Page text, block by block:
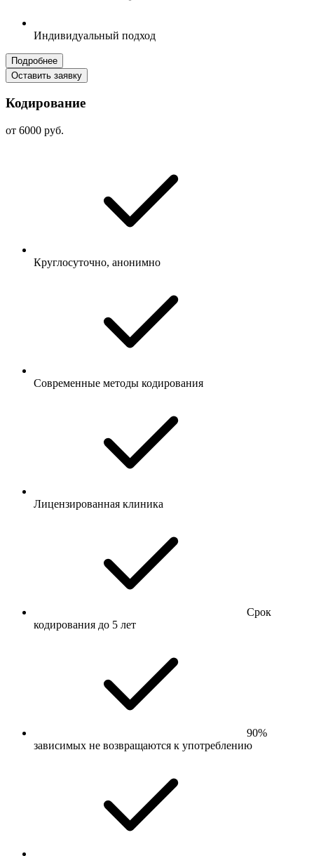
Индивидуальный подход
Подробнее
Оставить заявку
Кодирование
от 6000 руб.
Круглосуточно, анонимно
Современные методы кодирования
Лицензированная клиника
Срок
кодирования до 5 лет
90%
зависимых не возвращаются к употреблению